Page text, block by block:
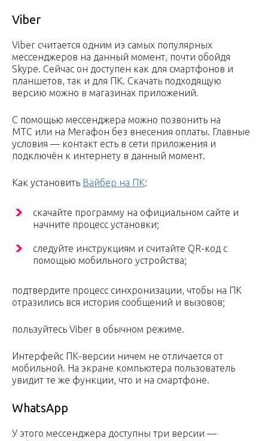
Viber
Viber считается одним из самых популярных
мессенджеров на данный момент, почти обойдя
Skype. Сейчас он доступен как для смартфонов и
планшетов, так и для ПК. Скачать подходящую
версию можно в магазинах приложений.
С помощью мессенджера можно позвонить на
МТС или на Мегафон без внесения оплаты. Главные
условия — контакт есть в сети приложения и
подключён к интернету в данный момент.
Как установить Вайбер на ПК:
скачайте программу на официальном сайте и
начните процесс установки;
следуйте инструкциям и считайте QR-код с
помощью мобильного устройства;
подтвердите процесс синхронизации, чтобы на ПК
отразились вся история сообщений и вызовов;
пользуйтесь Viber в обычном режиме.
Интерфейс ПК-версии ничем не отличается от
мобильной. На экране компьютера пользователь
увидит те же функции, что и на смартфоне.
WhatsApp
У этого мессенджера доступны три версии —